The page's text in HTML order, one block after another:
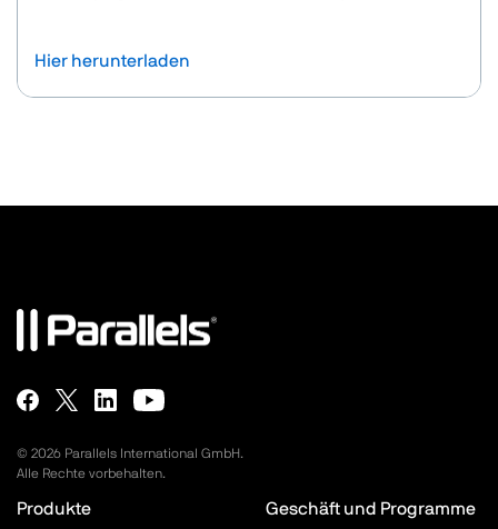
Hier herunterladen
© 2026 Parallels International GmbH.
Alle Rechte vorbehalten.
Produkte Geschäft und Programme